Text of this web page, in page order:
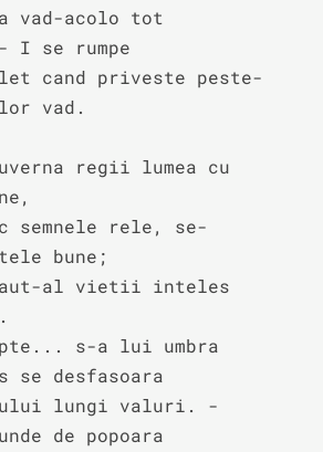
vad-acolo tot
se rumpe
cand priveste peste-
vad.
regii lumea cu
semnele rele, se-
bune;
al vietii inteles
s-a lui umbra
se desfasoara
lungi valuri. -
de popoara